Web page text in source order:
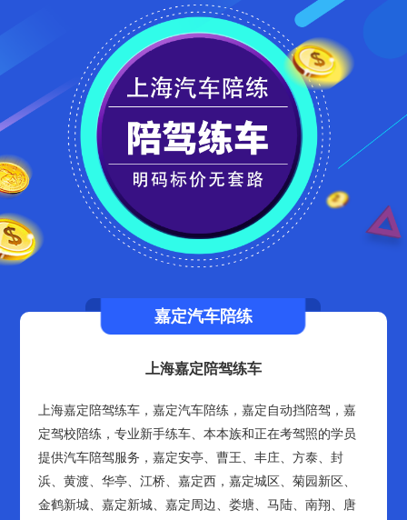
嘉定汽车陪练
上海嘉定陪驾练车
上海嘉定陪驾练车，嘉定汽车陪练，嘉定自动挡陪驾，嘉
定驾校陪练，专业新手练车、本本族和正在考驾照的学员
提供汽车陪驾服务，嘉定安亭、曹王、丰庄、方泰、封
浜、黄渡、华亭、江桥、嘉定西，嘉定城区、菊园新区、
金鹤新城、嘉定新城、嘉定周边、娄塘、马陆、南翔、唐